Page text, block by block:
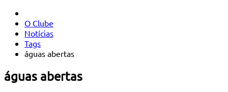
O Clube
Notícias
Tags
águas abertas
águas abertas